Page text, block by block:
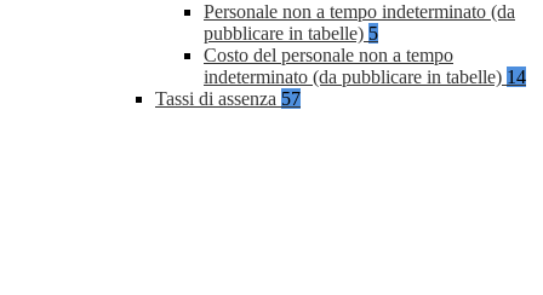
Personale non a tempo indeterminato (da
pubblicare in tabelle) 5
Costo del personale non a tempo
indeterminato (da pubblicare in tabelle) 14
Tassi di assenza 57